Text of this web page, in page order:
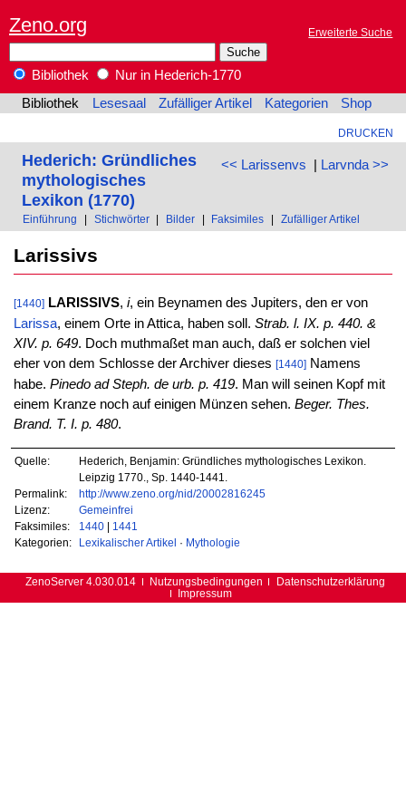
Zeno.org Erweiterte Suche
Bibliothek
Nur in Hederich-1770
Bibliothek
Lesesaal Zufälliger Artikel Kategorien Shop
DRUCKEN
<< Larissenvs | Larvnda >>
Hederich: Gründliches
mythologisches
Lexikon (1770)
Einführung Stichwörter Bilder Faksimiles Zufälliger Artikel
Larissivs
[1440] LARISSIVS, i, ein Beynamen des Jupiters, den er von
Larissa, einem Orte in Attica, haben soll. Strab. l. IX. p. 440. &
XIV. p. 649. Doch muthmaßet man auch, daß er solchen viel
eher von dem Schlosse der Archiver dieses [1440]Namens
habe. Pinedo ad Steph. de urb. p. 419. Man will seinen Kopf mit
einem Kranze noch auf einigen Münzen sehen. Beger. Thes.
Brand. T. I. p. 480.
Quelle:
Hederich, Benjamin: Gründliches mythologisches Lexikon.
Leipzig 1770., Sp. 1440-1441.
Permalink:
http://www.zeno.org/nid/20002816245
Lizenz:
Gemeinfrei
Faksimiles:
1440| 1441
Kategorien:
Lexikalischer Artikel · Mythologie
ZenoServer 4.030.014 Nutzungsbedingungen
Datenschutzerklärung
Impressum